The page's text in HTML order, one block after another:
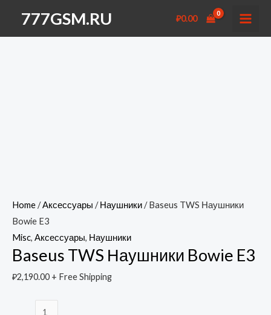
содержимому
777GSM.RU ₽0.00
Home/Аксессуары /Наушники/ Baseus TWS Наушники
Bowie E3
Misc, Аксессуары, Наушники
Baseus TWS Наушники Bowie E3
₽2,190.00 + Free Shipping